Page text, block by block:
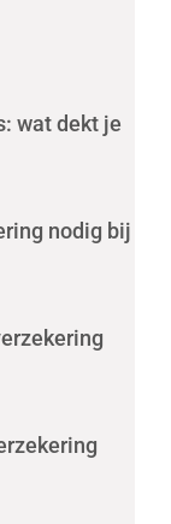
wat dekt je
nodig bij